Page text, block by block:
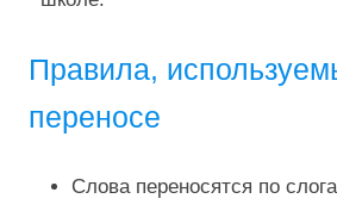
Правила,
переносе
Слова переносятся по